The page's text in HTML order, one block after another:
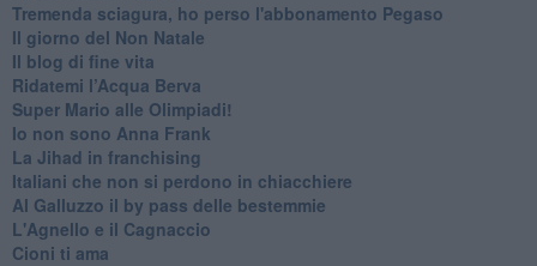
Tremenda sciagura, ho perso l'abbonamento Pegaso
Il giorno del Non Natale
Il blog di fine vita
​Ridatemi l’Acqua Berva
Super Mario alle Olimpiadi!
Io non sono Anna Frank
​La Jihad in franchising
Italiani che non si perdono in chiacchiere
Al Galluzzo il by pass delle bestemmie
L'Agnello e il Cagnaccio
Cioni ti ama